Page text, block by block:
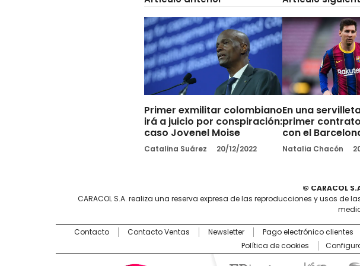
Primer exmilitar colombiano
irá a juicio por conspiración:
caso Jovenel Moise
Catalina Suárez 20/12/2022
En una
primer
con el
Natalia Chacón
© CARACOL
CARACOL S.A. realiza una reserva expresa de las reproducciones y usos
Contacto Contacto Ventas Newsletter Pago electrónico clientes
Política de cookies